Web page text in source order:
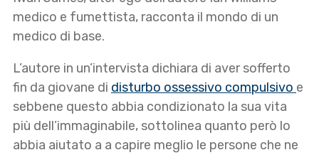
medico e fumettista, racconta il mondo di un
medico di base.
L’autore in un’intervista dichiara di aver sofferto
fin da giovane di disturbo ossessivo compulsivo e
sebbene questo abbia condizionato la sua vita
più dell’immaginabile, sottolinea quanto però lo
abbia aiutato a a capire meglio le persone che ne